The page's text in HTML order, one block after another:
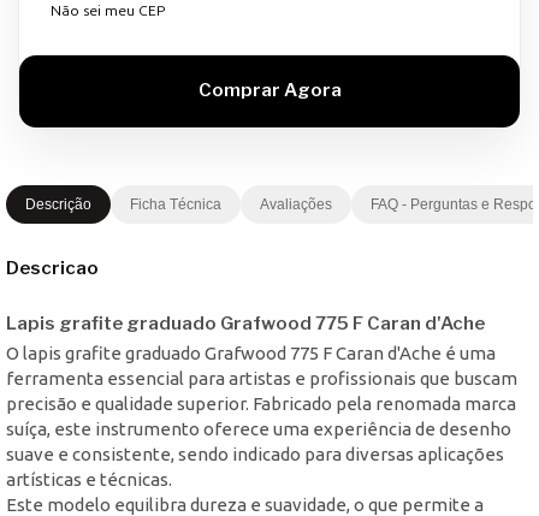
Não sei meu CEP
Descrição Ficha Técnica Avaliações FAQ - Perguntas e
Descricao
Lapis grafite graduado Grafwood 775 F Caran d'Ache
O lapis grafite graduado Grafwood 775 F Caran d'Ache é uma
ferramenta essencial para artistas e profissionais que buscam
precisão e qualidade superior. Fabricado pela renomada marca
suíça, este instrumento oferece uma experiência de desenho
suave e consistente, sendo indicado para diversas aplicações
artísticas e técnicas.
Este modelo equilibra dureza e suavidade, o que permite a